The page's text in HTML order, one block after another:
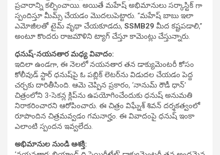
ప్రచారాన్ని కల్పించాయి. అయితే మహేష్ అభిమానులు సర్కాస్టిక్ గా
స్పందిస్తూ మీమ్స్ చేయడం మొదలుపెట్టారు. “మహేష్ బాబు ఇలా
ఎమోజీలతో టైమ్ వృథా చేయకూడదు, SSMB29 మీద కష్టపడాలి,”
అంటూ కొందరు రాజమౌళిని ట్యాగ్ చేస్తూ కామెంట్లు చేస్తున్నారు.
ధనుష్-నయనతార మధ్య వివాదం:
ఇదిలా ఉండగా, ఈ నెలలో నయనతార తన డాక్యుమెంటరీ కోసం
కోలీవుడ్ స్టార్ ధనుష్‌పై ఓ పబ్లిక్ లెటర్‌ను విడుదల చేయడం పెద్ద
చర్చకు దారితీసింది. ఆమె చెప్పిన ప్రకారం, ‘నానుమ్ రౌడీ ధాన్’
చిత్రంలోని 3-సెకన్ల క్లిప్‌ను ఉపయోగించేందుకు ధనుష్ అనుమతి
నిరాకరించారని ఆరోపించారు. ఈ చిత్రం విఘ్నేశ్ శివన్ దర్శకత్వంలో
రూపొందిన చిత్రమవ్వడం గమనార్హం. ఈ వివాదంపై ధనుష్ ఇంకా
ఎలాంటి స్పందన ఇవ్వలేదు.
అభిమానుల నుండి ఆశక్తి: